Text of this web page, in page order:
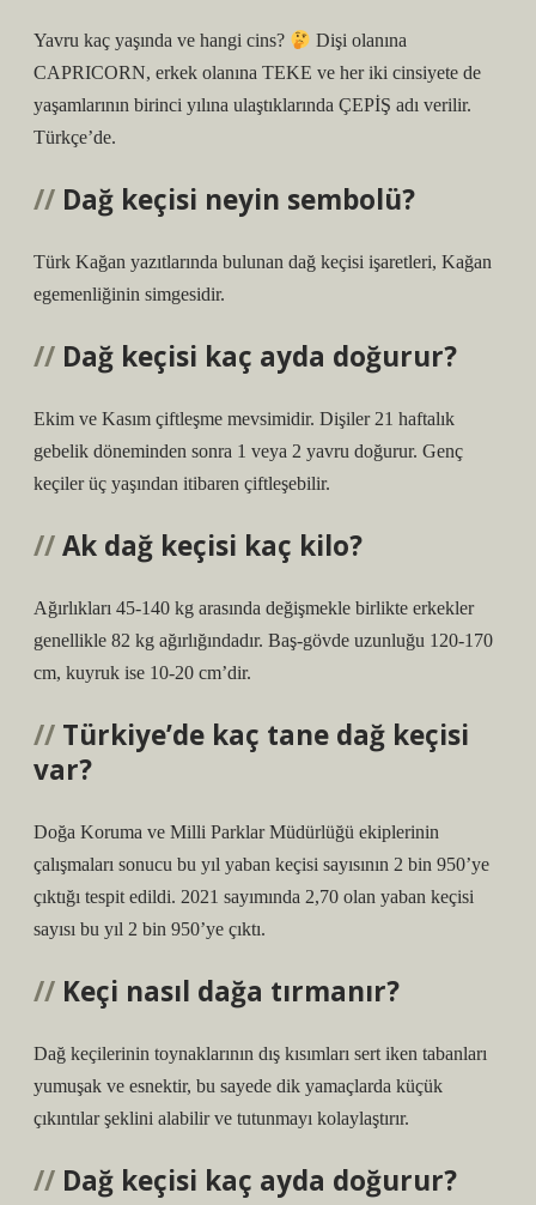
Yavru kaç yaşında ve hangi cins?
Dişi olanına
CAPRICORN, erkek olanına TEKE ve her iki cinsiyete de
yaşamlarının birinci yılına ulaştıklarında ÇEPİŞ adı verilir.
Türkçe’de.
Dağ keçisi neyin sembolü?
Türk Kağan yazıtlarında bulunan dağ keçisi işaretleri, Kağan
egemenliğinin simgesidir.
Dağ keçisi kaç ayda doğurur?
Ekim ve Kasım çiftleşme mevsimidir. Dişiler 21 haftalık
gebelik döneminden sonra 1 veya 2 yavru doğurur. Genç
keçiler üç yaşından itibaren çiftleşebilir.
Ak dağ keçisi kaç kilo?
Ağırlıkları 45-140 kg arasında değişmekle birlikte erkekler
genellikle 82 kg ağırlığındadır. Baş-gövde uzunluğu 120-170
cm, kuyruk ise 10-20 cm’dir.
Türkiye’de kaç tane dağ keçisi
var?
Doğa Koruma ve Milli Parklar Müdürlüğü ekiplerinin
çalışmaları sonucu bu yıl yaban keçisi sayısının 2 bin 950’ye
çıktığı tespit edildi. 2021 sayımında 2,70 olan yaban keçisi
sayısı bu yıl 2 bin 950’ye çıktı.
Keçi nasıl dağa tırmanır?
Dağ keçilerinin toynaklarının dış kısımları sert iken tabanları
yumuşak ve esnektir, bu sayede dik yamaçlarda küçük
çıkıntılar şeklini alabilir ve tutunmayı kolaylaştırır.
Dağ keçisi kaç ayda doğurur?